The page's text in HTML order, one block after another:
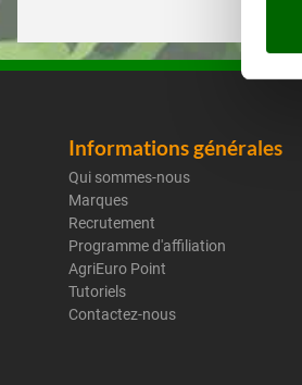
Informations générales
Qui sommes-nous
Marques
Recrutement
Programme d'affiliation
AgriEuro Point
Tutoriels
Contactez-nous